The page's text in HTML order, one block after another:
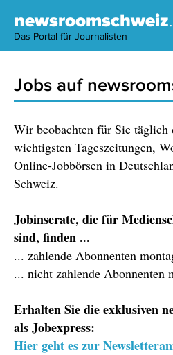
newsroomschweiz
Das Portal für Journalisten
Jobs auf
Wir beobachten für Sie täglich
wichtigsten Tageszeitungen,
Online-Jobbörsen in
Schweiz.
Jobinserate, die für
sind, finden ...
... zahlende Abonnenten
... nicht zahlende Abonnenten
Erhalten Sie die exklusiven
als Jobexpress:
Hier geht es zur